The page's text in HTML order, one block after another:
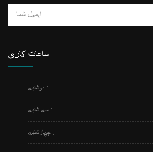
ساعات کاری
دوشنبه :
سه شنبه :
چهارشنبه :